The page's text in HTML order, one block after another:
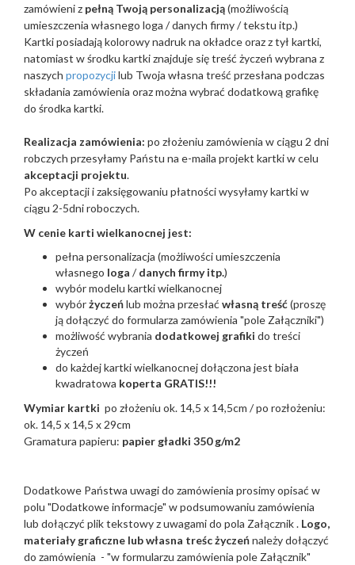
zamówieni z pełną Twoją personalizacją(możliwością
umieszczenia własnego loga / danych firmy / tekstu itp.)
Kartki posiadają kolorowy nadruk na okładce oraz z tył kartki,
natomiast w środku kartki znajduje się treść życzeń wybrana z
naszych propozycjilub Twoja własna treść przesłana podczas
składania zamówienia oraz można wybrać dodatkową grafikę
do środka kartki.
Realizacja zamówienia: po złożeniu zamówienia w ciągu 2 dni
robczych przesyłamy Państu na e-maila projekt kartki w celu
akceptacji projektu.
Po akceptacji i zaksięgowaniu płatności wysyłamy kartki w
ciągu 2-5dni roboczych.
W cenie karti wielkanocnej jest:
pełna personalizacja (możliwości umieszczenia
własnego loga /danych firmy itp.)
wybór modelu kartki wielkanocnej
wybórżyczeńlub można przesłać własną treść(proszę
ją dołączyć do formularza zamówienia "pole Załączniki")
możliwość wybrania dodatkowej grafiki do treści
życzeń
do każdej kartki wielkanocnej dołączona jest biała
kwadratowa koperta GRATIS!!!
Wymiar kartki po złożeniu ok. 14,5 x 14,5cm / po rozłożeniu:
ok. 14,5 x 14,5 x 29cm
Gramatura papieru: papier gładki 350 g/m2
Dodatkowe Państwa uwagi do zamówienia prosimy opisać w
polu "Dodatkowe informacje" w podsumowaniu zamówienia
lub dołączyć plik tekstowy z uwagami do pola Załącznik . Logo,
materiały graficzne lub własna treśc życzeńnależy dołączyć
do zamówienia - "w formularzu zamówienia pole Załącznik"